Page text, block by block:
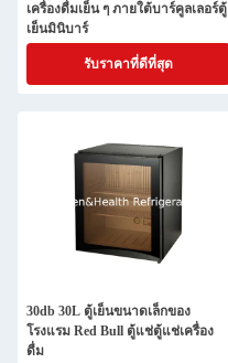
เครื่องดื่มเย็น ๆ ภายใต้บาร์คูลเลอร์ตู้
เย็นมินิบาร์
รับราคาที่ดีที่สุด
30db 30L ตู้เย็นขนาดเล็กของ
โรงแรม Red Bull ตู้แช่ตู้แช่เครื่อง
ดื่ม